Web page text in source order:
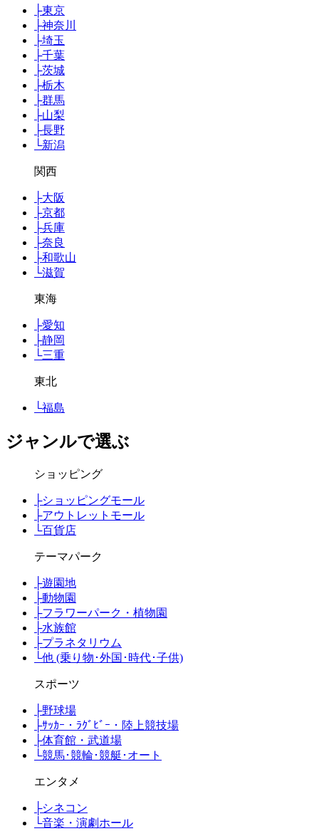
├東京
├神奈川
├埼玉
├千葉
├茨城
├栃木
├群馬
├山梨
├長野
└新潟
関西
├大阪
├京都
├兵庫
├奈良
├和歌山
└滋賀
東海
├愛知
├静岡
└三重
東北
└福島
ジャンルで選ぶ
ショッピング
├ショッピングモール
├アウトレットモール
└百貨店
テーマパーク
├遊園地
├動物園
├フラワーパーク・植物園
├水族館
├プラネタリウム
└他 (乗り物･外国･時代･子供)
スポーツ
├野球場
├ｻｯｶｰ・ﾗｸﾞﾋﾞｰ・陸上競技場
├体育館・武道場
└競馬･競輪･競艇･オート
エンタメ
├シネコン
└音楽・演劇ホール